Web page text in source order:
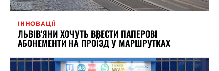
ІННОВАЦІЇ
ЛЬВІВ'ЯНИ ХОЧУТЬ ВВЕСТИ ПАПЕРОВІ
АБОНЕМЕНТИ НА ПРОЇЗД У МАРШРУТКАХ